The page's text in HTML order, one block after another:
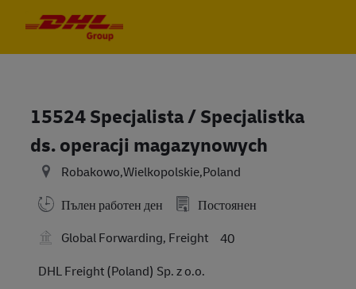
15524 Specjalista / Specjalistka
ds. operacji magazynowych
Robakowo,Wielkopolskie,Poland
Пълен работен ден
Постоянен
Global Forwarding, Freight
40
DHL Freight (Poland) Sp. z o.o.